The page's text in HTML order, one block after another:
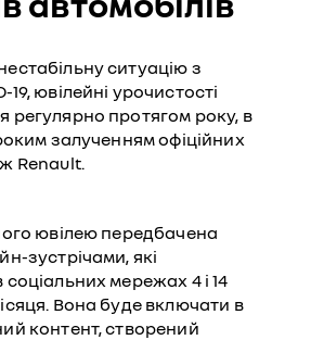
ситуацію з
ювілейні урочистості
регулярно протягом року, в
залученням офіційних
Renault.
ювілею передбачена
зустрічами, які
мережах 4 і 14
Вона буде включати в
контент, створений